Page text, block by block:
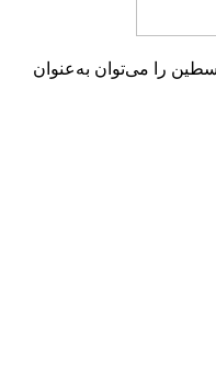
را می‌توان به‌عنوان